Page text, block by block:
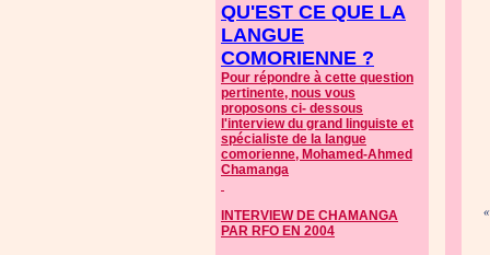
QU'EST CE QUE LA
LANGUE
COMORIENNE ?
Pour répondre à cette question
pertinente, nous vous
proposons ci- dessous
l'interview du grand linguiste et
spécialiste de la langue
comorienne, Mohamed-Ahmed
Chamanga
INTERVIEW DE CHAMANGA
PAR RFO EN 2004